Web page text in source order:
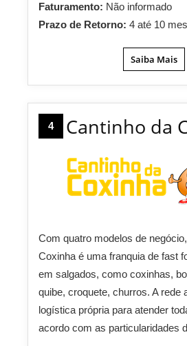
Faturamento: Não informado
Prazo de Retorno: 4 até 10
Saiba Mais
4 Cantinho da
Com quatro modelos de
Coxinha é uma franquia de fast
em salgados, como coxinhas,
quibe, croquete, churros. A rede
logística própria para atender
acordo com as particularidades